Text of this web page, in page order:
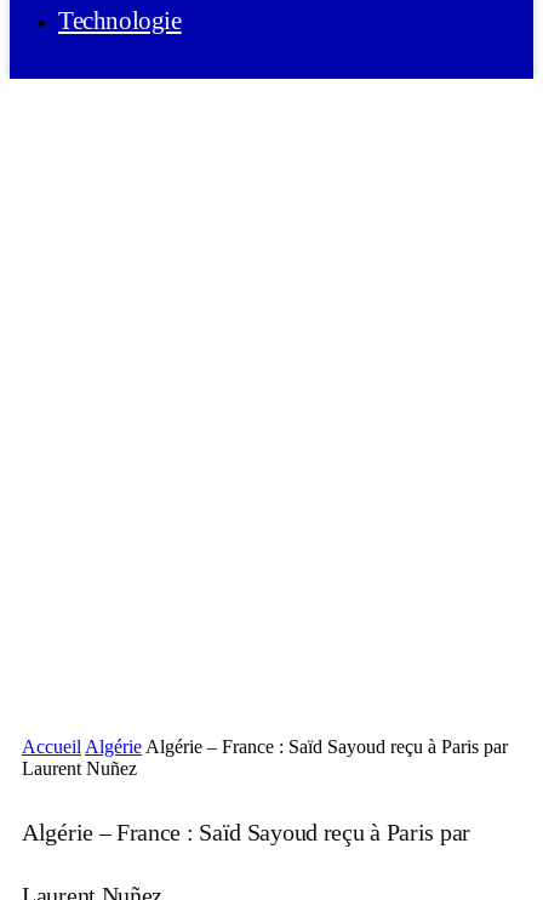
Technologie
Accueil Algérie Algérie – France : Saïd Sayoud reçu à Paris par
Laurent Nuñez
Algérie – France : Saïd Sayoud reçu à Paris par
Laurent Nuñez